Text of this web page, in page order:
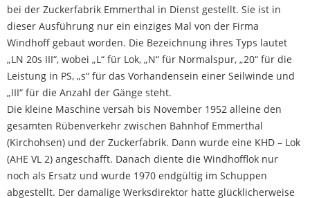
bei der Zuckerfabrik Emmerthal in Dienst gestellt. Sie ist in
dieser Ausführung nur ein einziges Mal von der Firma
Windhoff gebaut worden. Die Bezeichnung ihres Typs lautet
„LN 20s III“, wobei „L“ für Lok, „N“ für Normalspur, „20“ für die
Leistung in PS, „s“ für das Vorhandensein einer Seilwinde und
„III“ für die Anzahl der Gänge steht.
Die kleine Maschine versah bis November 1952 alleine den
gesamten Rübenverkehr zwischen Bahnhof Emmerthal
(Kirchohsen) und der Zuckerfabrik. Dann wurde eine KHD – Lok
(AHE VL 2) angeschafft. Danach diente die Windhofflok nur
noch als Ersatz und wurde 1970 endgültig im Schuppen
abgestellt. Der damalige Werksdirektor hatte glücklicherweise